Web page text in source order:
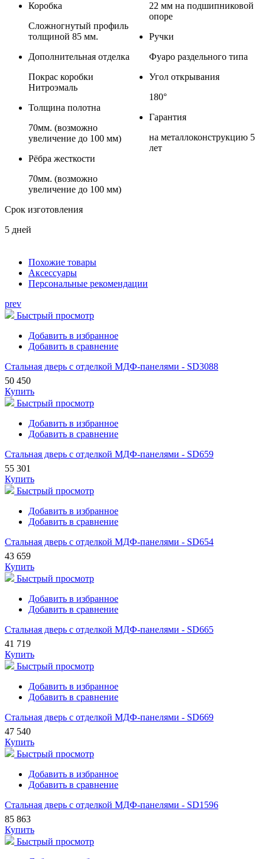
Коробка
Сложногнутый профиль
толщиной 85 мм.
Дополнительная отделка
Покрас коробки
Нитроэмаль
Толщина полотна
70мм. (возможно
увеличение до 100 мм)
Рёбра жесткости
70мм. (возможно
увеличение до 100 мм)
22 мм на подшипниковой
опоре
Ручки
Фуаро раздельного типа
Угол открывания
180°
Гарантия
на металлоконструкцию 5
лет
Срок изготовления
5 дней
Похожие товары
Аксессуары
Персональные рекомендации
prev
Быстрый просмотр
Добавить в избранное
Добавить в сравнение
Стальная дверь с отделкой МДФ-панелями - SD3088
50 450
Купить
Быстрый просмотр
Добавить в избранное
Добавить в сравнение
Стальная дверь с отделкой МДФ-панелями - SD659
55 301
Купить
Быстрый просмотр
Добавить в избранное
Добавить в сравнение
Стальная дверь с отделкой МДФ-панелями - SD654
43 659
Купить
Быстрый просмотр
Добавить в избранное
Добавить в сравнение
Стальная дверь с отделкой МДФ-панелями - SD665
41 719
Купить
Быстрый просмотр
Добавить в избранное
Добавить в сравнение
Стальная дверь с отделкой МДФ-панелями - SD669
47 540
Купить
Быстрый просмотр
Добавить в избранное
Добавить в сравнение
Стальная дверь с отделкой МДФ-панелями - SD1596
85 863
Купить
Быстрый просмотр